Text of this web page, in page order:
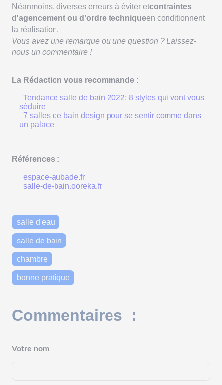
Néanmoins, diverses erreurs à éviter etcontraintes
d'agencement ou d'ordre techniqueen conditionnent
la réalisation.
Vous avez une remarque ou une question ? Laissez-
nous un commentaire !
La Rédaction vous recommande :
Tendance salle de bain 2022: 8 styles qui vont vous
séduire
7 salles de bain design pour se sentir comme dans
un palace
Références :
espace-aubade.fr
salle-de-bain.ooreka.fr
salle d'eau
salle de bain
chambre
bonne pratique
Commentaires :
Votre nom